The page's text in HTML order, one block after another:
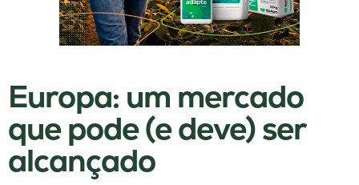
Europa: um mercado
que pode (e deve) ser
alcançado